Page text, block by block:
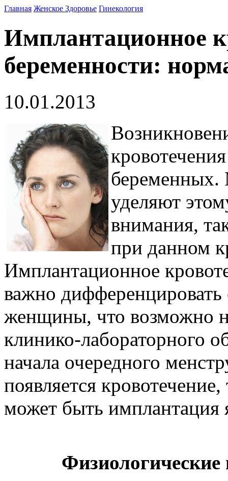
Главная Женское Здоровье Гинекология
Имплантационное
беременности:
10.01.2013
уделяют
внимания,
при данном
Имплантационное
важно
женщины, что возможно
клинико-лабораторного
начала очередного
появляется
может быть имплантация
Физиологические